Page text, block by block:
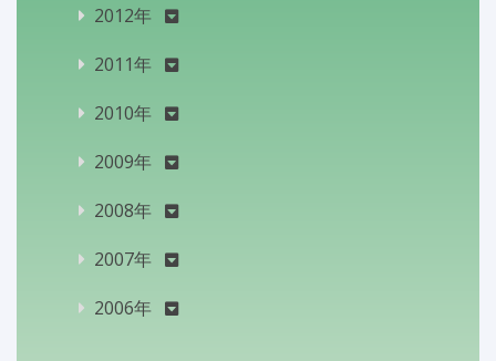
2012年
2011年
2010年
2009年
2008年
2007年
2006年